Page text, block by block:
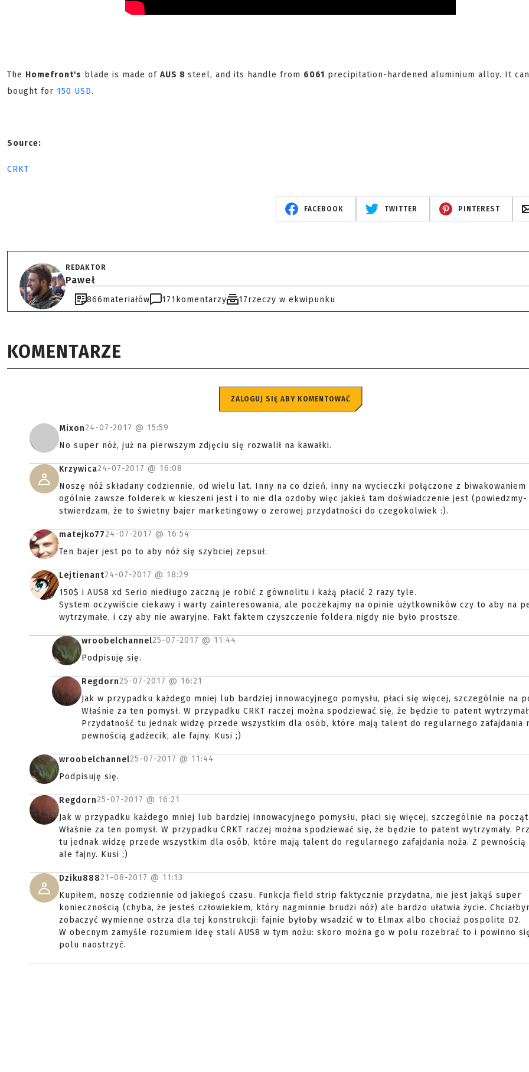
The Homefront's blade is made of AUS 8 steel, and its handle from 6061 precipitation-hardened aluminium alloy. It
bought for 150 USD.
Source:
CRKT
FACEBOOK TWITTER PINTEREST
REDAKTOR
Paweł
866materiałów 171 komentarzy 17rzeczy w ekwipunku
KOMENTARZE
ZALOGUJ SIĘ ABY KOMENTOWAĆ
Mixon24-07-2017 @ 15:59
No super nóż, już na pierwszym zdjęciu się rozwalił na kawałki.
Krzywica24-07-2017 @ 16:08
Noszę nóż składany codziennie, od wielu lat. Inny na co dzień, inny na wycieczki połączone z
ogólnie zawsze folderek w kieszeni jest i to nie dla ozdoby więc jakieś tam doświadczenie jest
stwierdzam, że to świetny bajer marketingowy o zerowej przydatności do czegokolwiek :).
matejko7724-07-2017 @ 16:54
Ten bajer jest po to aby nóż się szybciej zepsuł.
Lejtienant24-07-2017 @ 18:29
150$ i AUS8 xd Serio niedługo zaczną je robić z gównolitu i każą płacić 2 razy tyle.
System oczywiście ciekawy i warty zainteresowania, ale poczekajmy na opinie użytkowników czy to aby na
wytrzymałe, i czy aby nie awaryjne. Fakt faktem czyszczenie foldera nigdy nie było prostsze.
wroobelchannel25-07-2017 @ 11:44
Podpisuję się.
Regdorn25-07-2017 @ 16:21
Jak w przypadku każdego mniej lub bardziej innowacyjnego pomysłu, płaci się więcej, szczególnie na
Właśnie za ten pomysł. W przypadku CRKT raczej można spodziewać się, że będzie to patent
Przydatność tu jednak widzę przede wszystkim dla osób, które mają talent do regularnego zafajdania
pewnością gadżecik, ale fajny. Kusi ;)
wroobelchannel25-07-2017 @ 11:44
Podpisuję się.
Regdorn25-07-2017 @ 16:21
Jak w przypadku każdego mniej lub bardziej innowacyjnego pomysłu, płaci się więcej, szczególnie na
Właśnie za ten pomysł. W przypadku CRKT raczej można spodziewać się, że będzie to patent wytrzymały.
tu jednak widzę przede wszystkim dla osób, które mają talent do regularnego zafajdania noża. Z pewnością
ale fajny. Kusi ;)
Dziku88821-08-2017 @ 11:13
Kupiłem, noszę codziennie od jakiegoś czasu. Funkcja field strip faktycznie przydatna, nie jest jakąś super
koniecznością (chyba, że jesteś człowiekiem, który nagminnie brudzi nóż) ale bardzo ułatwia życie.
zobaczyć wymienne ostrza dla tej konstrukcji: fajnie byłoby wsadzić w to Elmax albo chociaż pospolite D2.
W obecnym zamyśle rozumiem ideę stali AUS8 w tym nożu: skoro można go w polu rozebrać to i powinno
polu naostrzyć.